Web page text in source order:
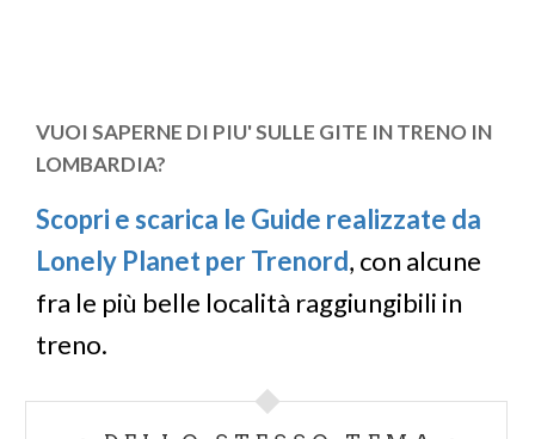
VUOI SAPERNE DI PIU' SULLE GITE IN TRENO IN
LOMBARDIA?
Scopri e scarica le Guide realizzate da
Lonely Planet per Trenord, con alcune
fra le più belle località raggiungibili in
treno.